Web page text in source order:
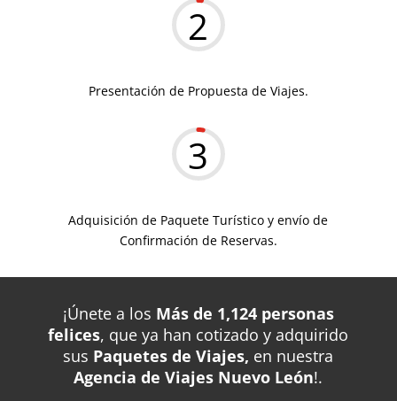
2
Presentación de Propuesta de Viajes.
3
Adquisición de Paquete Turístico y envío de
Confirmación de Reservas.
¡Únete a los Más de 1,124 personas
felices, que ya han cotizado y adquirido
sus Paquetes de Viajes, en nuestra
Agencia de Viajes Nuevo León!.